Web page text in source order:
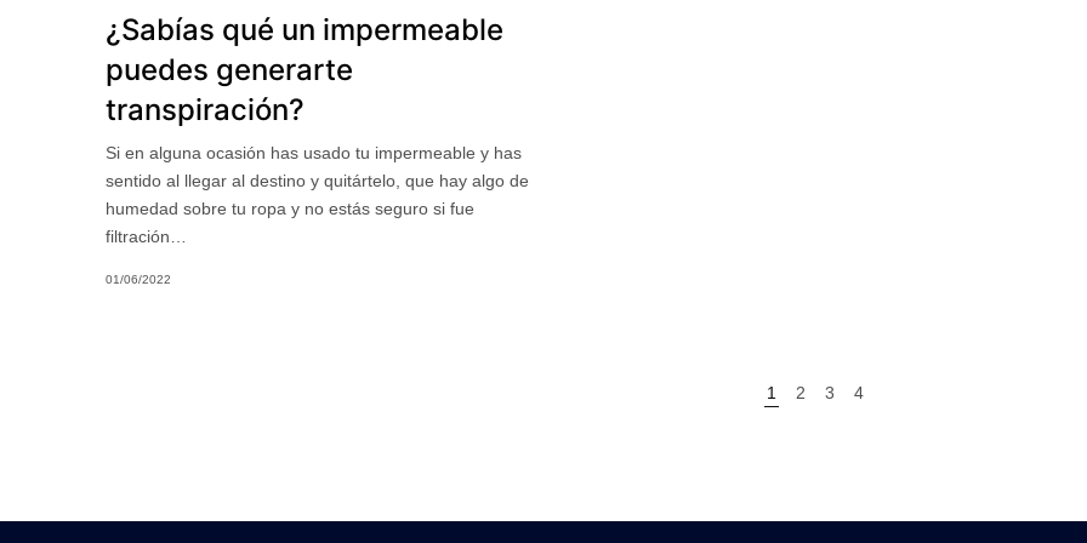
¿Sabías qué un impermeable
puedes generarte
transpiración?
Si en alguna ocasión has usado tu impermeable y has
sentido al llegar al destino y quitártelo, que hay algo de
humedad sobre tu ropa y no estás seguro si fue
filtración…
01/06/2022
1 2 3 4